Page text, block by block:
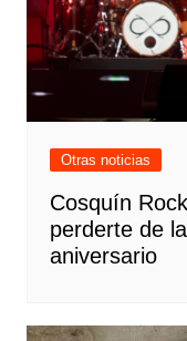
Otras noticias
Cosquín
perderte de
aniversario